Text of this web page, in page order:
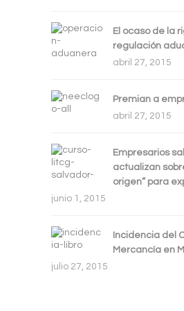
El ocaso de la
regulación
abril 27, 2015
Premian a
abril 27, 2015
Empresarios
actualizan
origen” para
junio 1, 2015
Incidencia del
Mercancía en
julio 27, 2015